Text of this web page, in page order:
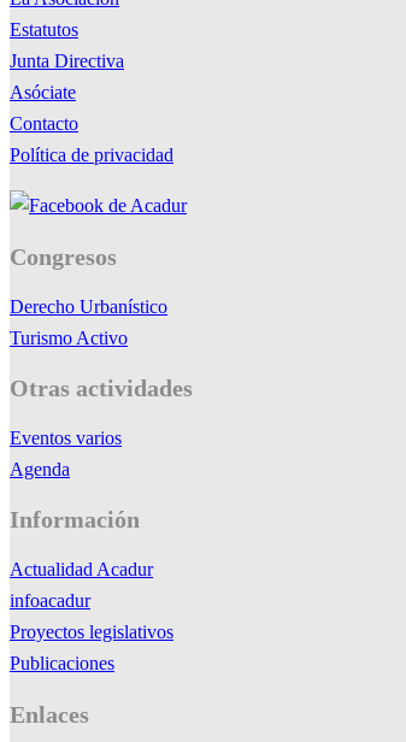
Estatutos
Junta Directiva
Asóciate
Contacto
Política de privacidad
Congresos
Derecho Urbanístico
Turismo Activo
Otras actividades
Eventos varios
Agenda
Información
Actualidad Acadur
infoacadur
Proyectos legislativos
Publicaciones
Enlaces